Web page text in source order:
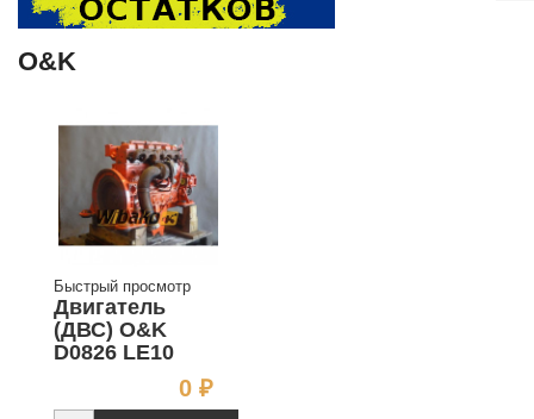
O&K
Быстрый просмотр
Двигатель
(ДВС) O&K
D0826 LE10
0 ₽Цена